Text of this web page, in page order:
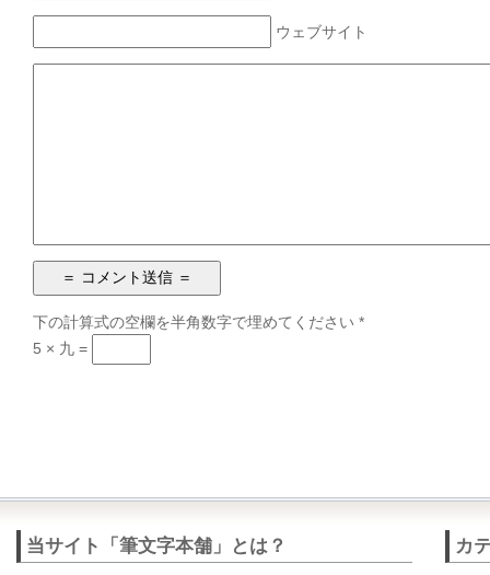
ウェブサイト
下の計算式の空欄を半角数字で埋めてください *
5 × 九 =
当サイト「筆文字本舗」とは？ カ